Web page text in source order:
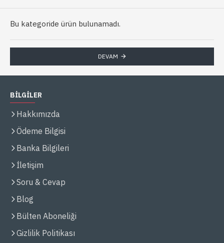
Bu kategoride ürün bulunamadı.
DEVAM
BİLGİLER
Hakkımızda
Ödeme Bilgisi
Banka Bilgileri
İletişim
Soru & Cevap
Blog
Bülten Aboneliği
Gizlilik Politikası